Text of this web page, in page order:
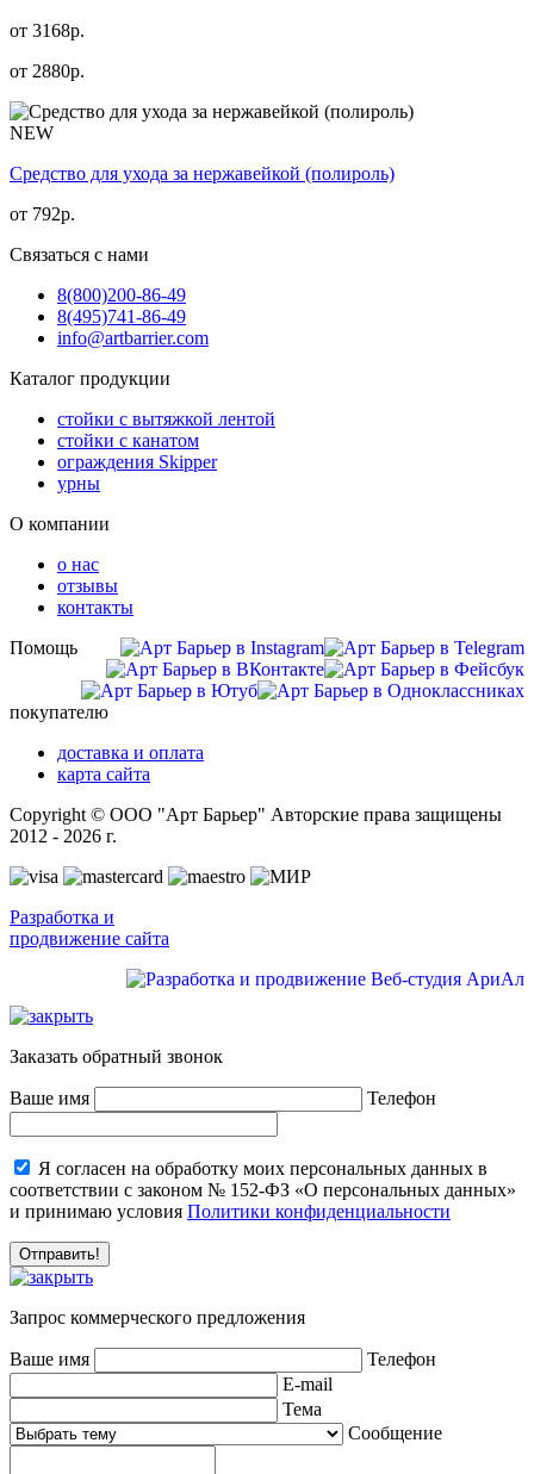
от 3168р.
от 2880р.
NEW
Средство для ухода за нержавейкой (полироль)
от 792р.
Связаться с нами
8(800)200-86-49
8(495)741-86-49
info@artbarrier.com
Каталог продукции
стойки с вытяжкой лентой
стойки с канатом
ограждения Skipper
урны
О компании
о нас
отзывы
контакты
Помощь
покупателю
доставка и оплата
карта сайта
Copyright © ООО "Арт Барьер" Авторские права защищены
2012 - 2026 г.
Разработка и
продвижение сайта
Заказать обратный звонок
Ваше имя Телефон
Я согласен на обработку моих персональных данных в
соответствии с законом № 152-ФЗ «О персональных данных»
и принимаю условия Политики конфиденциальности
Запрос коммерческого предложения
Ваше имя
Телефон
E-mail
Тема
Сообщение